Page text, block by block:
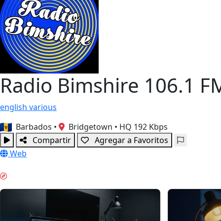
Radio Bimshire 106.1
english various
Barbados • Bridgetown • HQ 192 Kbps
Compartir
Agregar a Favoritos
Web